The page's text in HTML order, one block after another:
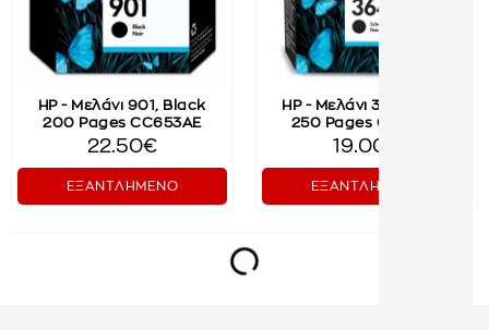
HP - Μελάνι 901, Black
200 Pages CC653AE
22.50€
ΕΞΑΝΤΛΗΜΕΝΟ
HP - Μελάνι 364, Black
250 Pages CB316EE
19.00€
ΕΞΑΝΤΛΗΜΕΝΟ